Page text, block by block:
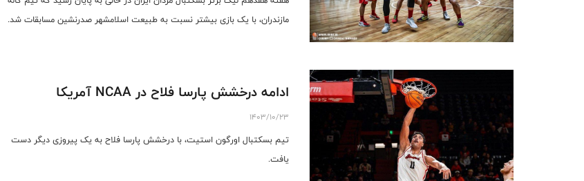
مازندران، با یک بازی بیشتر نسبت به طبیعت اسلامشهر صدرنشین مسابقات شد.
ادامه درخشش پارسا فلاح در NCAA آمریکا
1403/10/23
تیم بسکتبال اورگون استیت، با درخشش پارسا فلاح به یک پیروزی دیگر دست
یافت.